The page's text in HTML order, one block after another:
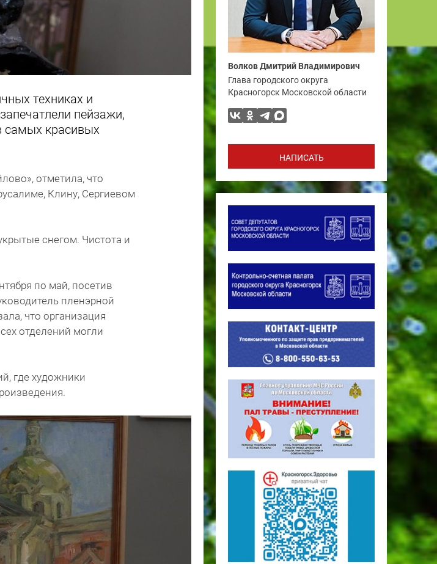
техниках и
пейзажи,
самых красивых
отметила, что
Клину, Сергиевом
снегом. Чистота и
по май, посетив
пленэрной
что организация
отделений могли
где художники
Волков Дмитрий Владимирович
Глава городского округа
Красногорск Московской области
НАПИСАТЬ